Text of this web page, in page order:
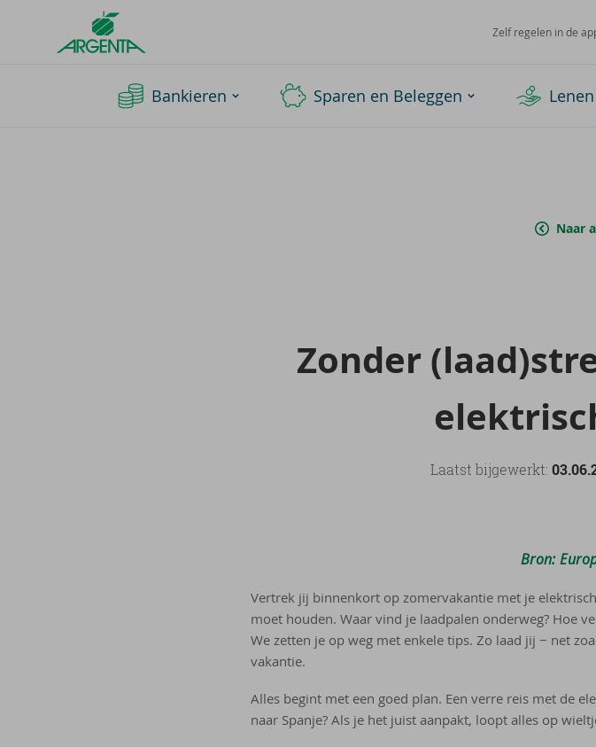
Argenta
Homepage
Zelf regelen in de
Bankieren Sparen en Beleggen Lenen
Naar
Zon­der
Laatst bijgewerkt:
Bron:
Vertrek jij binnenkort op zomervakantie met je
moet houden. Waar vind je laadpalen onderweg? Hoe
We zetten je op weg met enkele tips. Zo laad jij − net
vakantie.
Alles begint met een goed plan. Een verre reis met de
naar Spanje? Als je het juist aanpakt, loopt alles op